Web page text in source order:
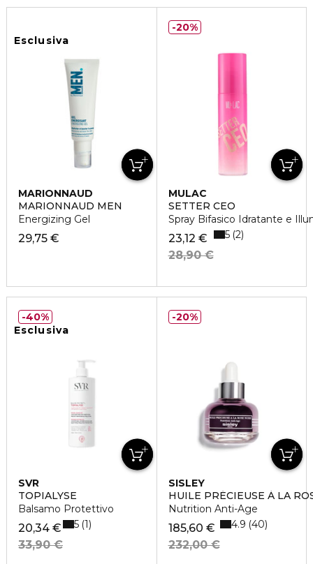
Esclusiva
MARIONNAUD
MARIONNAUD MEN
Energizing Gel
29,75 €
MULAC
SETTER CEO
Spray Bifasico Idratante e
23,12 €
28,90 €
5 2
20%
Esclusiva
SVR
TOPIALYSE
Balsamo Protettivo
20,34 €
33,90 €
5 1
40%
SISLEY
HUILE PRÉCIEUSE À LA
Nutrition Anti-Age
185,60 €
232,00 €
4.9 40
20%